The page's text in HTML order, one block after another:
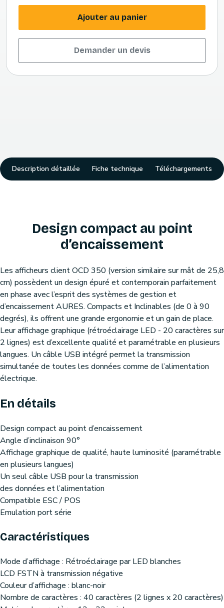
Ajouter au panier
Demander un devis
Description détaillée Fiche technique Téléchargements
Design compact au point
d’encaissement
Les afficheurs client OCD 350 (version similaire sur mât de 25,8
cm) possèdent un design épuré et contemporain parfaitement
en phase avec l’esprit des systèmes de gestion et
d’encaissement AURES. Compacts et Inclinables (de 0 à 90
degrés), ils offrent une grande ergonomie et un gain de place.
Leur affichage graphique (rétroéclairage LED - 20 caractères sur
2 lignes) est d’excellente qualité et paramétrable en plusieurs
langues. Un câble USB intégré permet la transmission
simultanée de toutes les données comme de l’alimentation
électrique.
En détails
Design compact au point d’encaissement
Angle d’inclinaison 90°
Affichage graphique de qualité, haute luminosité (paramétrable
en plusieurs langues)
Un seul câble USB pour la transmission
des données et l’alimentation
Compatible ESC / POS
Emulation port série
Caractéristiques
Mode d’affichage : Rétroéclairage par LED blanches
LCD FSTN à transmission négative
Couleur d’affichage : blanc-noir
Nombre de caractères : 40 caractères (2 lignes x 20 caractères)